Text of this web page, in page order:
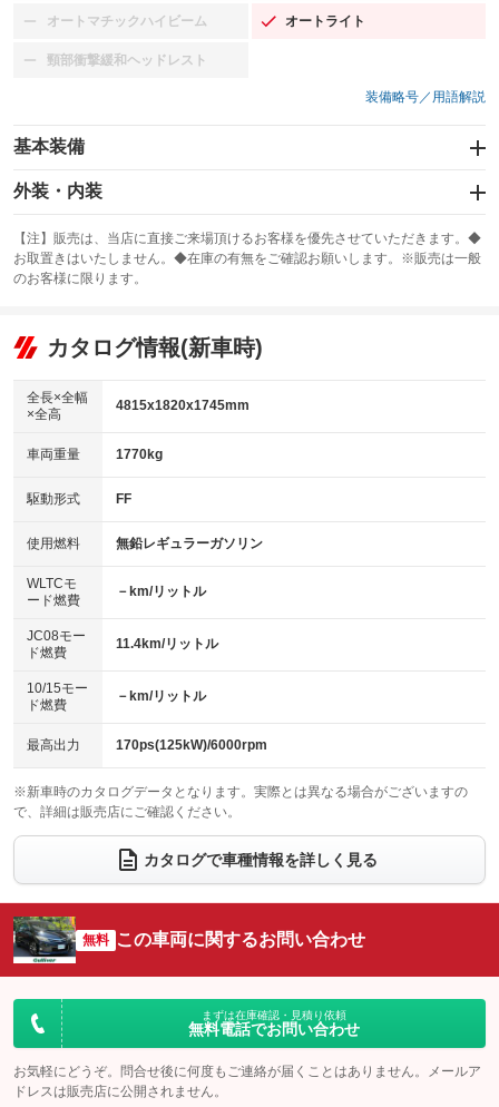
オートマチックハイビーム
：装備なし オートライト
：装備あり
頸部衝撃緩和ヘッドレスト
：装備なし
装備略号／用語解説
基本装備
エアバッグ：運転席/助手席
：装備あり
：装備あり
サンルーフ
：装備なし ABS
リフトアップ
：装備なし
：装備なし
パワーウィンドウ
アイドリングストップ
：装備なし
USB入力端子
：装備なし
100V電源
：装備なし
センターデフロック
：装備なし
電動格納ミラー
：装備なし
外装・内装
カーナビ：SDナビ
：装備あり
TV：フルセグ
：装備あり
ビジュアル：-／DVD再生
：装備あり
：装備あり
革シート
キーレス
HID(キセノンライト)
：装備あり
バックカメラ
：装備あり
エアロ
：装備あり
：装備なし
パワーシート
ベンチシート
：装備なし
チップアップシート
：装備なし
：装備なし ：装備あり
ウォークスルー
：装備あり
電動リアゲート フロントカメラ
：装備なし
：装備なし ：装備なし
サイドカメラ
：装備なし ルーフレール
：装備なし
：装備なし
：装備なし
【注】販売は、当店に直接ご来場頂けるお客様を優先させていただきます。◆
お取置きはいたしません。◆在庫の有無をご確認お願いします。※販売は一般
のお客様に限ります。
カタログ情報(新車時)
全長×全幅
×全高
4815x1820x1745mm
車両重量 1770kg
駆動形式 FF
使用燃料 無鉛レギュラーガソリン
WLTCモ
ード燃費
－km/リットル
JC08モー
ド燃費
11.4km/リットル
10/15モー
ド燃費
－km/リットル
最高出力 170ps(125kW)/6000rpm
※新車時のカタログデータとなります。実際とは異なる場合がございますの
で、詳細は販売店にご確認ください。
カタログで車種情報を詳しく見る
無料 この車両に関するお問い合わせ
まずは在庫確認・見積り依頼
無料電話でお問い合わせ
お気軽にどうぞ。問合せ後に何度もご連絡が届くことはありません。メールア
ドレスは販売店に公開されません。